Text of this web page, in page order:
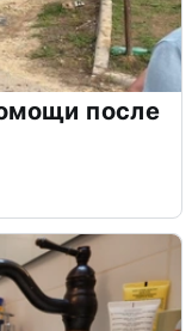
после